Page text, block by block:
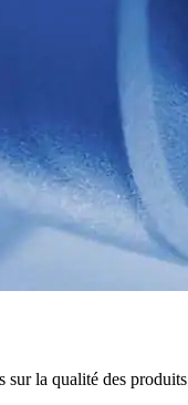
sur la qualité des produits